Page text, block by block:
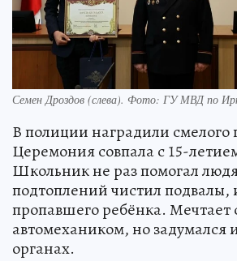
Семен Дроздов (слева). Фото: ГУ МВД по
В полиции наградили смелого
Церемония совпала с 15-
Школьник не раз помогал
подтоплений чистил подвалы,
пропавшего ребёнка. Мечтает
автомехаником, но задумался
органах.